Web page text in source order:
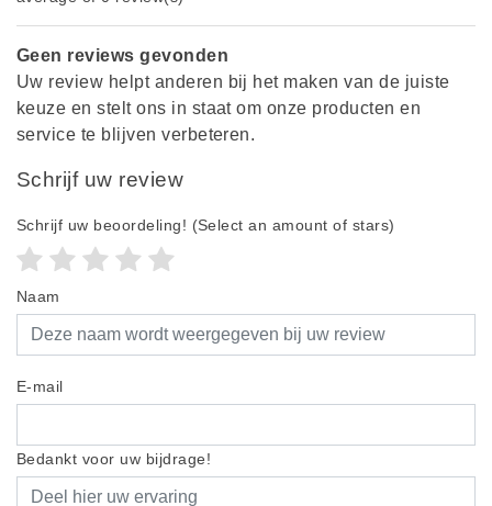
Geen reviews gevonden
Uw review helpt anderen bij het maken van de juiste
keuze en stelt ons in staat om onze producten en
service te blijven verbeteren.
Schrijf uw review
Schrijf uw beoordeling! (Select an amount of stars)
Naam
E-mail
Bedankt voor uw bijdrage!